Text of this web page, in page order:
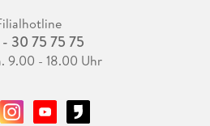
30 75 75 75
9.00 - 18.00 Uhr